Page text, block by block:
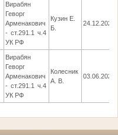
Вирабян
Геворг
Арменакович
- ст.291.1 ч.4
УК РФ
Кузин Е.
Б.
24.12.2025
Вирабян
Геворг
Арменакович
- ст.291.1 ч.4
УК РФ
Колесник
А. В.
03.06.2026